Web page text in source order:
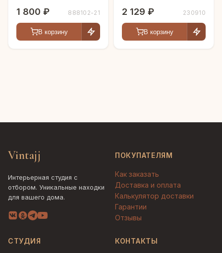
1 800 ₽ 888102-21
В корзину
2 129 ₽ 230910
В корзину
Vintajj
Интерьерная студия с
отбором. Уникальные находки
для вашего дома.
ПОКУПАТЕЛЯМ
Как заказать
Доставка и оплата
Калькулятор доставки
Гарантии
Отзывы
СТУДИЯ КОНТАКТЫ